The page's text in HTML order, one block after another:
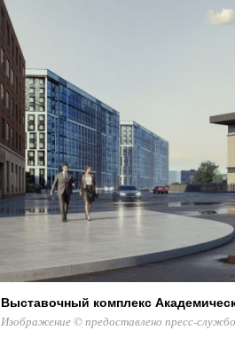
Выставочный комплекс
Изображение © предоставлено пресс-